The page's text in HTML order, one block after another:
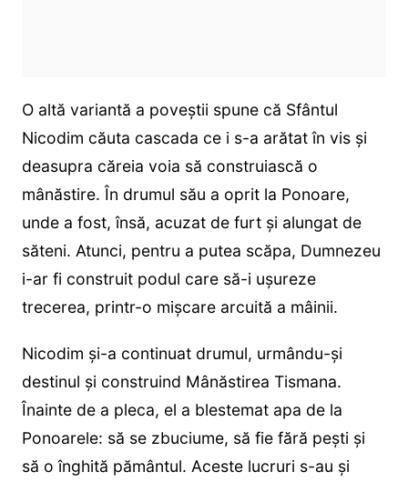
O altă variantă a poveştii spune că Sfântul
Nicodim căuta cascada ce i s-a arătat în vis şi
deasupra căreia voia să construiască o
mânăstire. În drumul său a oprit la Ponoare,
unde a fost, însă, acuzat de furt şi alungat de
săteni. Atunci, pentru a putea scăpa, Dumnezeu
i-ar fi construit podul care să-i uşureze
trecerea, printr-o mişcare arcuită a mâinii.
Nicodim şi-a continuat drumul, urmându-şi
destinul şi construind Mânăstirea Tismana.
Înainte de a pleca, el a blestemat apa de la
Ponoarele: să se zbuciume, să fie fără peşti şi
să o înghită pământul. Aceste lucruri s-au şi